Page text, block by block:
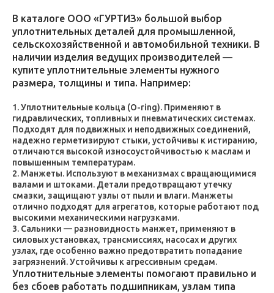
В каталоге ООО «ГУРТИЗ» большой выбор
уплотнительных деталей для промышленной,
сельскохозяйственной и автомобильной техники. В
наличии изделия ведущих производителей —
купите уплотнительные элементы нужного
размера, толщины и типа. Например:
Уплотнительные кольца (O-ring). Применяют в
гидравлических, топливных и пневматических системах.
Подходят для подвижных и неподвижных соединений,
надежно герметизируют стыки, устойчивы к истиранию,
отличаются высокой износоустойчивостью к маслам и
повышенным температурам.
Манжеты. Используют в механизмах с вращающимися
валами и штоками. Детали предотвращают утечку
смазки, защищают узлы от пыли и влаги. Манжеты
отлично подходят для агрегатов, которые работают под
высокими механическими нагрузками.
Сальники — разновидность манжет, применяют в
силовых установках, трансмиссиях, насосах и других
узлах, где особенно важно предотвратить попадание
загрязнений. Устойчивы к агрессивным средам.
Уплотнительные элементы помогают правильно и
без сбоев работать подшипникам, узлам типа